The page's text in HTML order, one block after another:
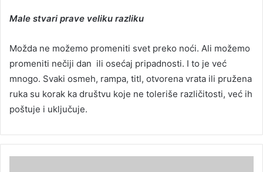
Male stvari prave veliku razliku
Možda ne možemo promeniti svet preko noći. Ali možemo
promeniti nečiji dan ili osećaj pripadnosti. I to je već
mnogo. Svaki osmeh, rampa, titl, otvorena vrata ili pružena
ruka su korak ka društvu koje ne toleriše različitosti, već ih
poštuje i uključuje.